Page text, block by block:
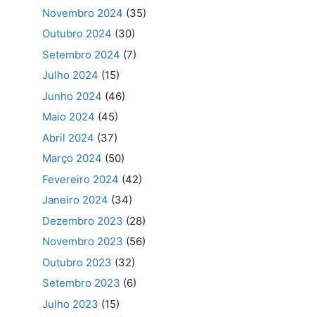
Novembro 2024 (35)
Outubro 2024 (30)
Setembro 2024 (7)
Julho 2024 (15)
Junho 2024 (46)
Maio 2024 (45)
Abril 2024 (37)
Março 2024 (50)
Fevereiro 2024 (42)
Janeiro 2024 (34)
Dezembro 2023 (28)
Novembro 2023 (56)
Outubro 2023 (32)
Setembro 2023 (6)
Julho 2023 (15)